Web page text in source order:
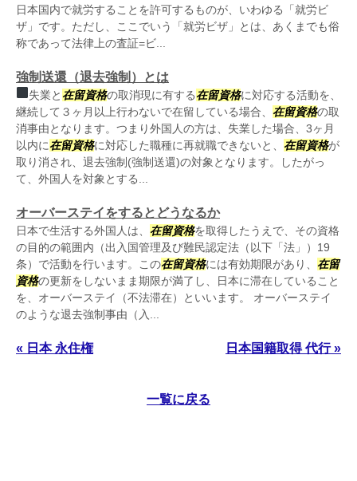
日本国内で就労することを許可するものが、いわゆる「就労ビ
ザ」です。ただし、ここでいう「就労ビザ」とは、あくまでも俗
称であって法律上の査証=ビ...
強制送還（退去強制）とは
失業と在留資格の取消現に有する在留資格に対応する活動を、
継続して３ヶ月以上行わないで在留している場合、 在留資格の取
消事由となります。つまり外国人の方は、失業した場合、3ヶ月
以内に在留資格に対応した職種に再就職できないと、 在留資格が
取り消され、退去強制(強制送還)の対象となります。したがっ
て、外国人を対象とする...
オーバーステイをするとどうなるか
日本で生活する外国人は、 在留資格を取得したうえで、その資格
の目的の範囲内（出入国管理及び難民認定法（以下「法」）19
条）で活動を行います。この在留資格には有効期限があり、 在留
資格の更新をしないまま期限が満了し、日本に滞在していること
を、オーバーステイ（不法滞在）といいます。 オーバーステイ
のような退去強制事由（入...
« 日本 永住権 日本国籍取得 代行 »
一覧に戻る